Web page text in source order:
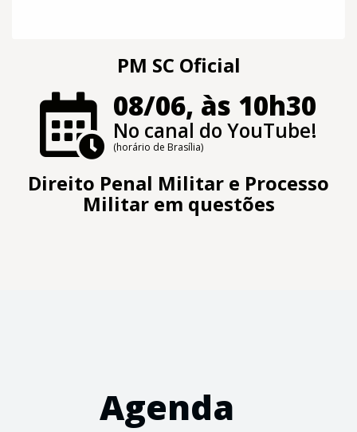
PM SC Oficial
08/06, às 10h30
No canal do YouTube!
(horário de Brasília)
Direito Penal Militar e Processo
Militar em questões
Agenda